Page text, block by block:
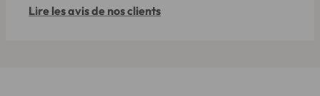
Lire les avis de nos clients